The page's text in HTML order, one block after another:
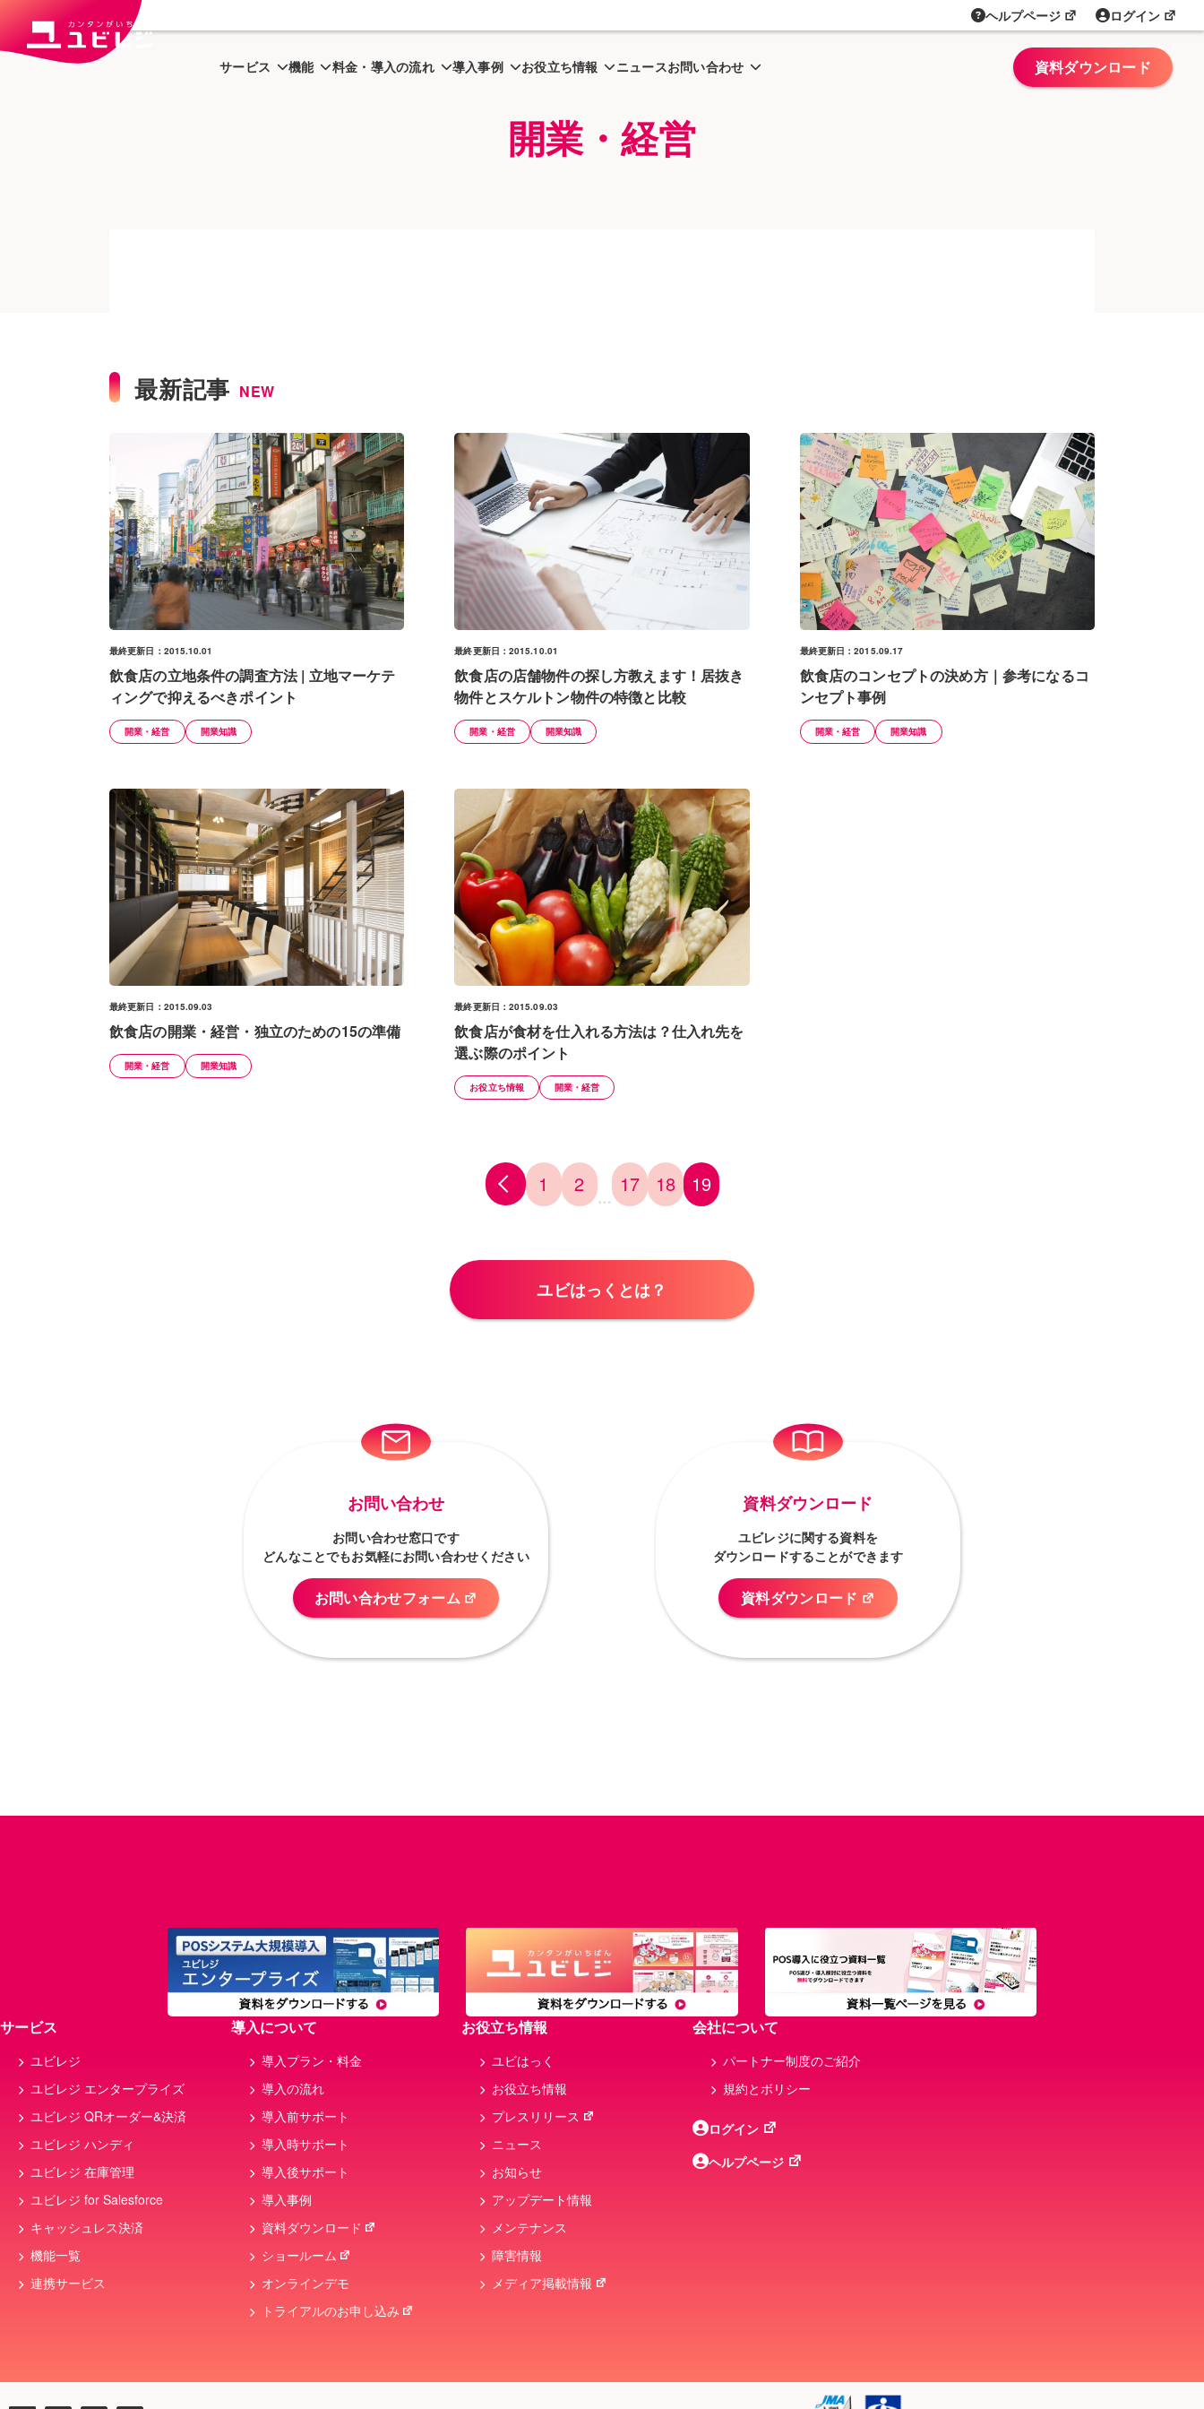
ヘルプページ ログイン
サービス 機能 料金・導入の流れ 導入事例 お役立ち情報 ニュースお問い合わせ 資料ダウンロード
トップ ユビはっく 開業・経営
開業・経営
最新記事 NEW
最終更新日：2015.10.01
飲食店の立地条件の調査方法 | 立地マーケテ
ィングで抑えるべきポイント
開業・経営 開業知識
最終更新日：2015.10.01
飲食店の店舗物件の探し方教えます！居抜き
物件とスケルトン物件の特徴と比較
開業・経営 開業知識
最終更新日：2015.09.17
飲食店のコンセプトの決め方｜参考になるコ
ンセプト事例
開業・経営 開業知識
最終更新日：2015.09.03
飲食店の開業・経営・独立のための15の準備
開業・経営 開業知識
最終更新日：2015.09.03
飲食店が食材を仕入れる方法は？仕入れ先を
選ぶ際のポイント
お役立ち情報 開業・経営
1 2 … 17 18 19
ユビはっくとは？
お問い合わせ
お問い合わせ窓口です
どんなことでもお気軽にお問い合わせください
お問い合わせフォーム
資料ダウンロード
ユビレジに関する資料を
ダウンロードすることができます
資料ダウンロード
サービス
ユビレジ
ユビレジ エンタープライズ
ユビレジ QRオーダー&決済
ユビレジ ハンディ
ユビレジ 在庫管理
ユビレジ for Salesforce
キャッシュレス決済
機能一覧
連携サービス
導入について
導入プラン・料金
導入の流れ
導入前サポート
導入時サポート
導入後サポート
導入事例
資料ダウンロード
ショールーム
オンラインデモ
トライアルのお申し込み
お役立ち情報
ユビはっく
お役立ち情報
プレスリリース
ニュース
お知らせ
アップデート情報
メンテナンス
障害情報
メディア掲載情報
会社について
パートナー制度のご紹介
規約とボリシー
ログイン
ヘルプページ